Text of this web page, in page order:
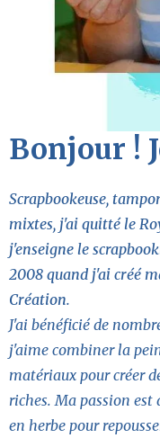
Bonjour !
Scrapbookeuse,
mixtes, j'ai quitté le
j'enseigne le
2008 quand j'ai créé
Création.
J'ai bénéficié de
j'aime combiner la
matériaux pour créer
riches. Ma passion est
en herbe pour